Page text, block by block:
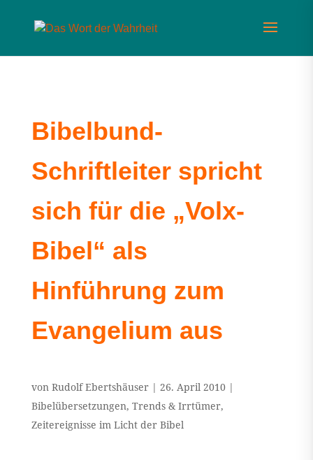
Bibelbund-
Schriftleiter spricht
sich für die „Volx-
Bibel“ als
Hinführung zum
Evangelium aus
von Rudolf Ebertshäuser| 26. April 2010|
Bibelübersetzungen, Trends & Irrtümer,
Zeitereignisse im Licht der Bibel